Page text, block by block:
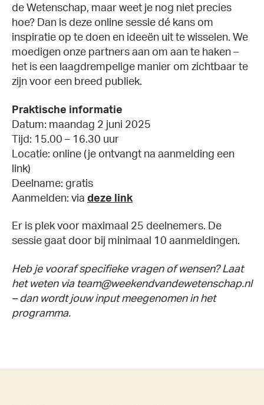
de Wetenschap, maar weet je nog niet precies
hoe? Dan is deze online sessie dé kans om
inspiratie op te doen en ideeën uit te wisselen. We
moedigen onze partners aan om aan te haken –
het is een laagdrempelige manier om zichtbaar te
zijn voor een breed publiek.
Praktische informatie
Datum: maandag 2 juni 2025
Tijd: 15.00 – 16.30 uur
Locatie: online (je ontvangt na aanmelding een
link)
Deelname: gratis
Aanmelden: via deze link
Er is plek voor maximaal 25 deelnemers. De
sessie gaat door bij minimaal 10 aanmeldingen.
Heb je vooraf specifieke vragen of wensen? Laat
het weten via team@weekendvandewetenschap.nl
– dan wordt jouw input meegenomen in het
programma.